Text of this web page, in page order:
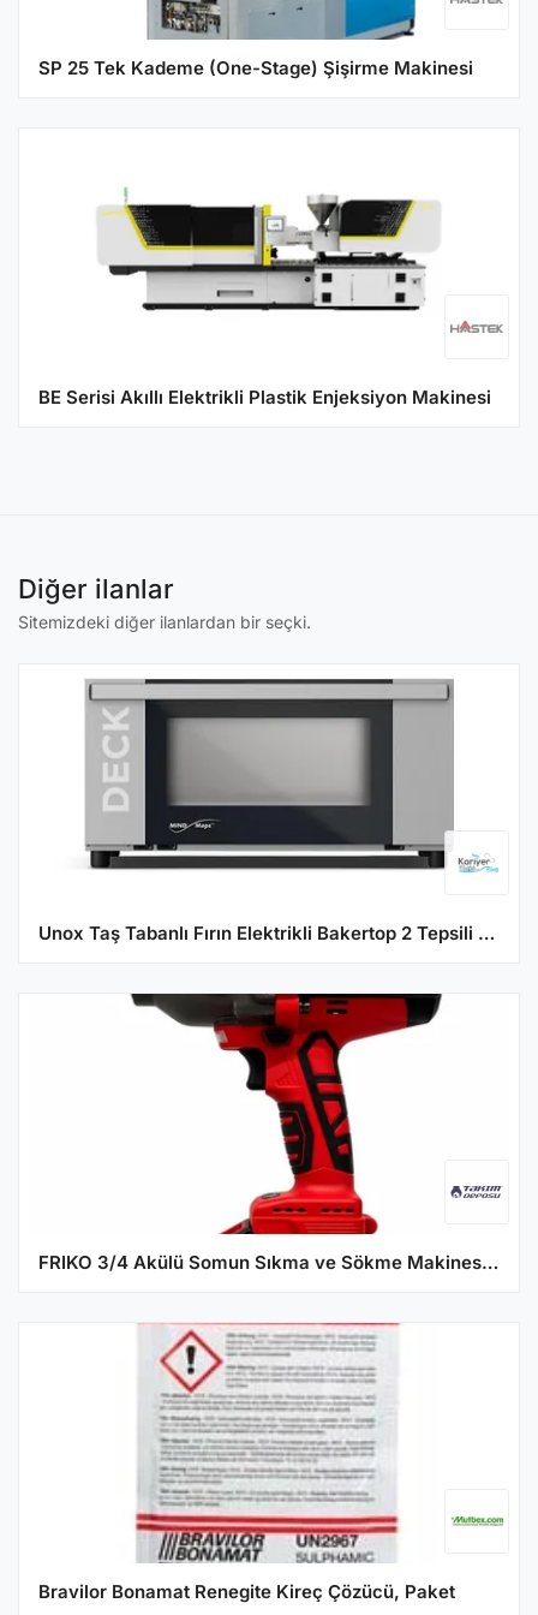
SP 25 Tek Kademe (One-Stage) Şişirme Makinesi
BE Serisi Akıllı Elektrikli Plastik Enjeksiyon Makinesi
Diğer ilanlar
Sitemizdeki diğer ilanlardan bir seçki.
Unox Taş Tabanlı Fırın Elektrikli Bakertop 2 Tepsili 40x60 cm XEBDC-02EU-C
FRIKO 3/4 Akülü Somun Sıkma ve Sökme Makinesi Çift Akülü 21V 6 Ah 2000 Nm
Bravilor Bonamat Renegite Kireç Çözücü, Paket